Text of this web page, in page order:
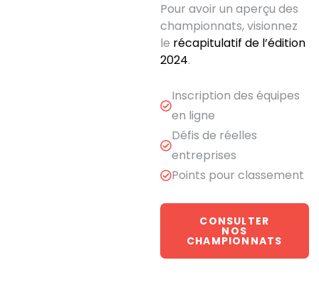
Pour avoir un aperçu des
championnats, visionnez
le récapitulatif de l’édition
2024.
Inscription des équipes
en ligne
Défis de réelles
entreprises
Points pour classement
CONSULTER
NOS
CHAMPIONNATS